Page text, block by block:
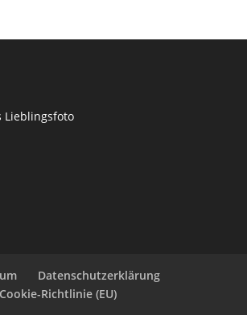
Lieblingsfoto
Datenschutzerklärung
Cookie-Richtlinie (EU)